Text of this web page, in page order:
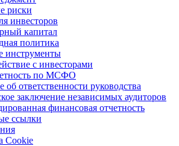
риски
инвесторов
капитал
политика
инструменты
с инвеcторами
по МСФО
об ответственности руководства
заключение независимых аудиторов
финансовая отчетность
ссылки
Cookie